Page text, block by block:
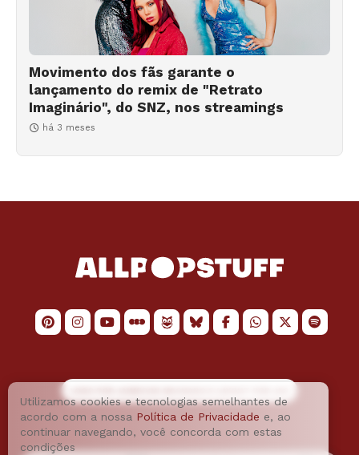
Movimento dos fãs garante o
lançamento do remix de "Retrato
Imaginário", do SNZ, nos streamings
há 3 meses
Utilizamos cookies e tecnologias semelhantes de
acordo com a nossa Política de Privacidade e, ao
continuar navegando, você concorda com estas
condições